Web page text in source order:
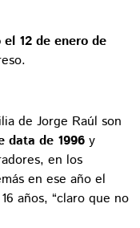
12 de enero de
de Jorge Raúl son
data de 1996 y
en los
en ese año el
años, “claro que no